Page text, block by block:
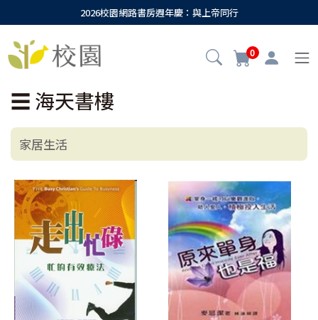
2026校園網路書房週年慶：與上帝同行
0
☰ 海天書樓
家居生活